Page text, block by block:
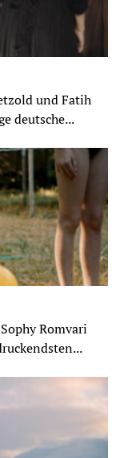
und Fatih
deutsche...
Romvari